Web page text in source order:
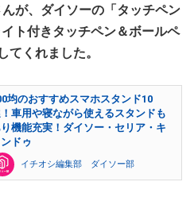
が、ダイソーの「タッチペン
ト付きタッチペン＆ボールペ
てくれました。
均のおすすめスマホスタンド10
車用や寝ながら使えるスタンドも
機能充実！ダイソー・セリア・キ
ドゥ
イチオシ編集部 ダイソー部